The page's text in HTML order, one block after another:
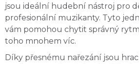
jsou ideální hudební nástroj pro
profesionální muzikanty. Tyto
vám pomohou chytit správný
toho mnohem víc.
Díky přesnému nařezání jsou